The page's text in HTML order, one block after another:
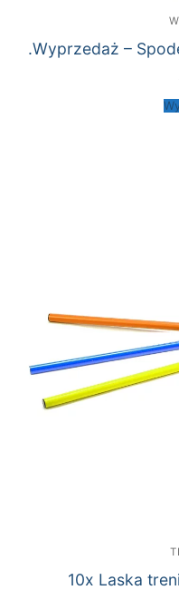
.Wyprzedaż –
10x Laska